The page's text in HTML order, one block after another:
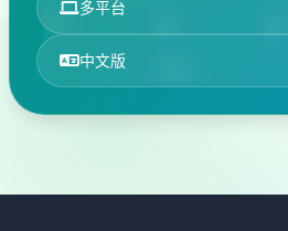
多平台
中文版